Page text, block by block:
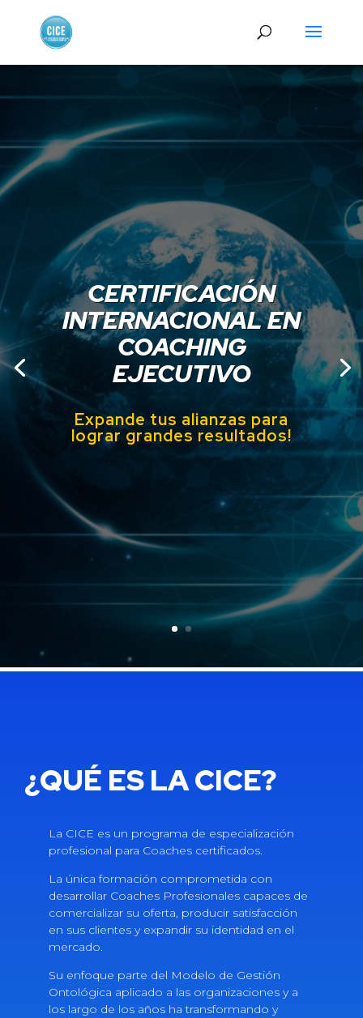
¿QUÉ ES LA CICE?
La CICE es un programa de especialización
profesional para Coaches certificados.
La única formación comprometida con
desarrollar Coaches Profesionales capaces de
comercializar su oferta, producir satisfacción
en sus clientes y expandir su identidad en el
mercado.
Su enfoque parte del Modelo de Gestión
Ontológica aplicado a las organizaciones y a
los largo de los años ha transformando y